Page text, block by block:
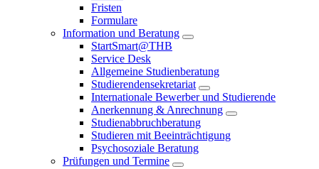
Fristen
Formulare
Information und Beratung
StartSmart@THB
Service Desk
Allgemeine Studienberatung
Studierendensekretariat
Internationale Bewerber und Studierende
Anerkennung & Anrechnung
Studienabbruchberatung
Studieren mit Beeinträchtigung
Psychosoziale Beratung
Prüfungen und Termine